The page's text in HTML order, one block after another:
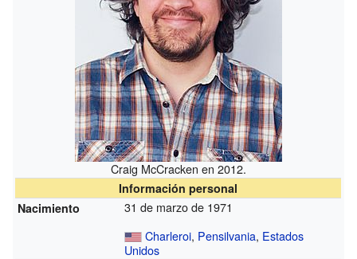
Craig McCracken en 2012.
Información personal
Nacimiento
31 de marzo de 1971
Charleroi, Pensilvania, Estados
Unidos